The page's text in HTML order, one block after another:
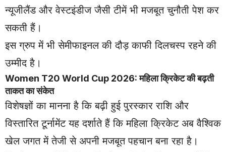
न्यूजीलैंड और वेस्टइंडीज जैसी टीमें भी मजबूत चुनौती पेश कर
सकती हैं।
इस ग्रुप में भी सेमीफाइनल की दौड़ काफी दिलचस्प रहने की
उम्मीद है।
Women T20 World Cup 2026: महिला क्रिकेट की बढ़ती
ताकत का संकेत
विशेषज्ञों का मानना है कि बढ़ी हुई पुरस्कार राशि और
विस्तारित टूर्नामेंट यह दर्शाते हैं कि महिला क्रिकेट अब वैश्विक
खेल जगत में तेजी से अपनी मजबूत पहचान बना रहा है।